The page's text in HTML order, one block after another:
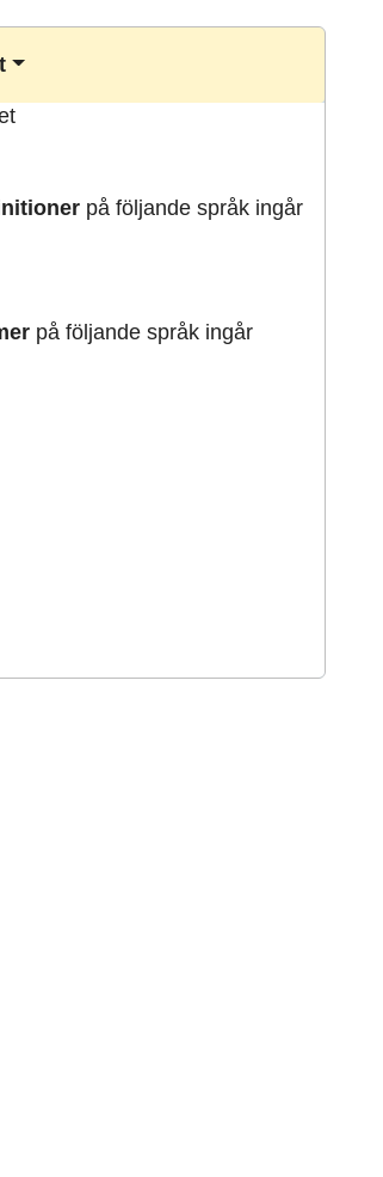
på följande språk ingår
på följande språk ingår